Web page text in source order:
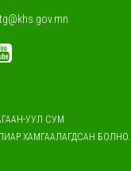
УУЛ СУМ
ХАМГААЛАГДСАН БОЛНО.